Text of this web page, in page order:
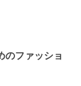
のファッショ